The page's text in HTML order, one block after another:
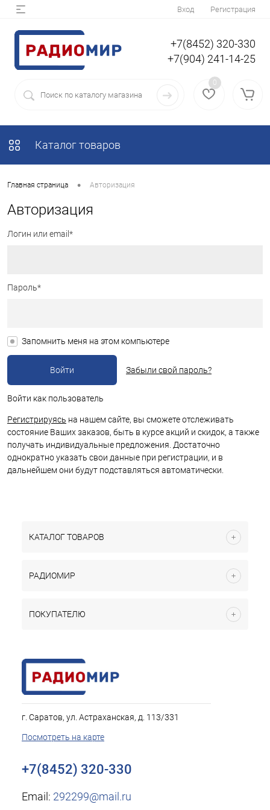
Вход Регистрация
+7(8452) 320-330
+7(904) 241-14-25
0
Каталог товаров
Главная страница • Авторизация
Авторизация
Логин или email*
Пароль*
Запомнить меня на этом компьютере
Забыли свой пароль?
Войти как пользователь
Регистрируясь на нашем сайте, вы сможете отслеживать
состояние Ваших заказов, быть в курсе акций и скидок, а также
получать индивидуальные предложения. Достаточно
однократно указать свои данные при регистрации, и в
дальнейшем они будут подставляться автоматически.
КАТАЛОГ ТОВАРОВ
РАДИОМИР
ПОКУПАТЕЛЮ
г. Саратов, ул. Астраханская, д. 113/331
Посмотреть на карте
+7(8452) 320-330
Email: 292299@mail.ru